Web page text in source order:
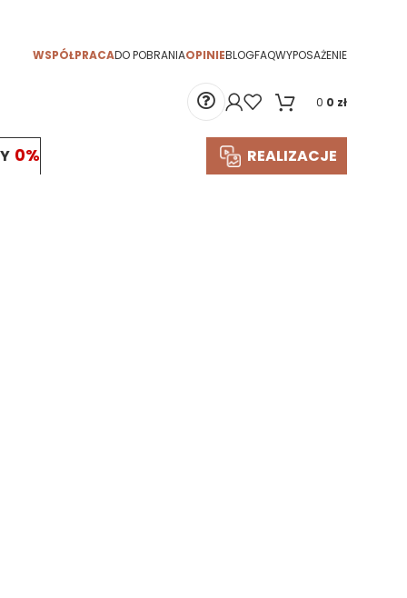
WSPÓŁPRACADO POBRANIAOPINIEBLOGFAQWYPOSAŻENIE
0 0 zł
REALIZACJE